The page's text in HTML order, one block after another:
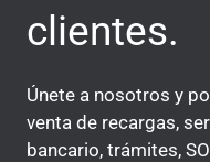
clientes.
Únete a nosotros y
venta de recargas,
bancario, trámites,